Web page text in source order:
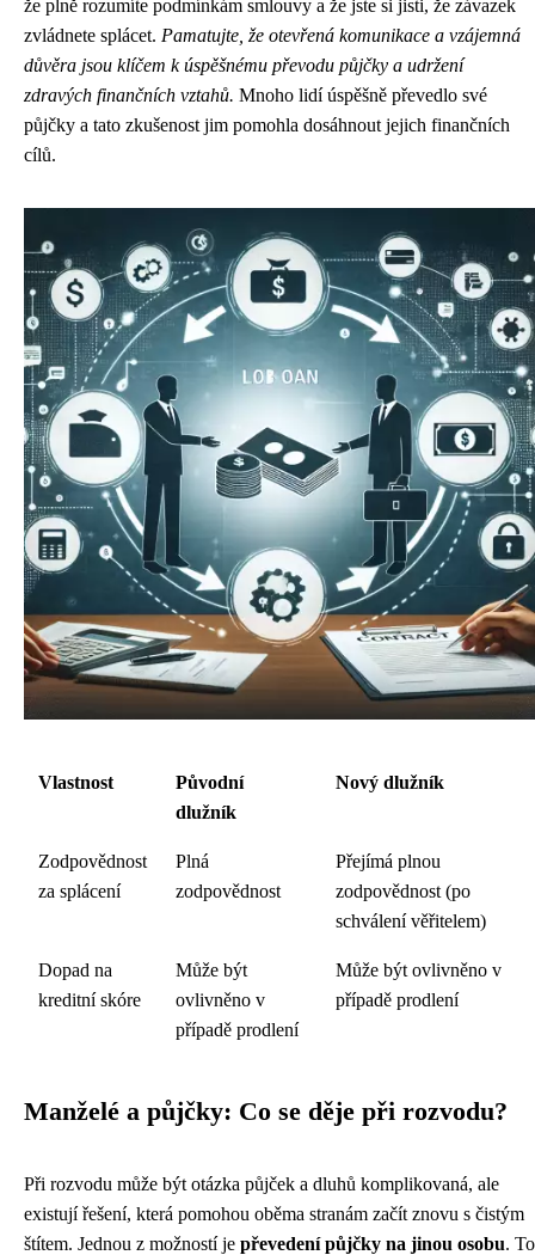
že plně rozumíte podmínkám smlouvy a že jste si jisti, že závazek
zvládnete splácet. Pamatujte, že otevřená komunikace a vzájemná
důvěra jsou klíčem k úspěšnému převodu půjčky a udržení
zdravých finančních vztahů. Mnoho lidí úspěšně převedlo své
půjčky a tato zkušenost jim pomohla dosáhnout jejich finančních
cílů.
Vlastnost
Původní
dlužník
Nový dlužník
Zodpovědnost
za splácení
Plná
zodpovědnost
Přejímá plnou
zodpovědnost (po
schválení věřitelem)
Dopad na
kreditní skóre
Může být
ovlivněno v
případě prodlení
Může být ovlivněno v
případě prodlení
Manželé a půjčky: Co se děje při rozvodu?
Při rozvodu může být otázka půjček a dluhů komplikovaná, ale
existují řešení, která pomohou oběma stranám začít znovu s čistým
štítem. Jednou z možností je převedení půjčky na jinou osobu. To